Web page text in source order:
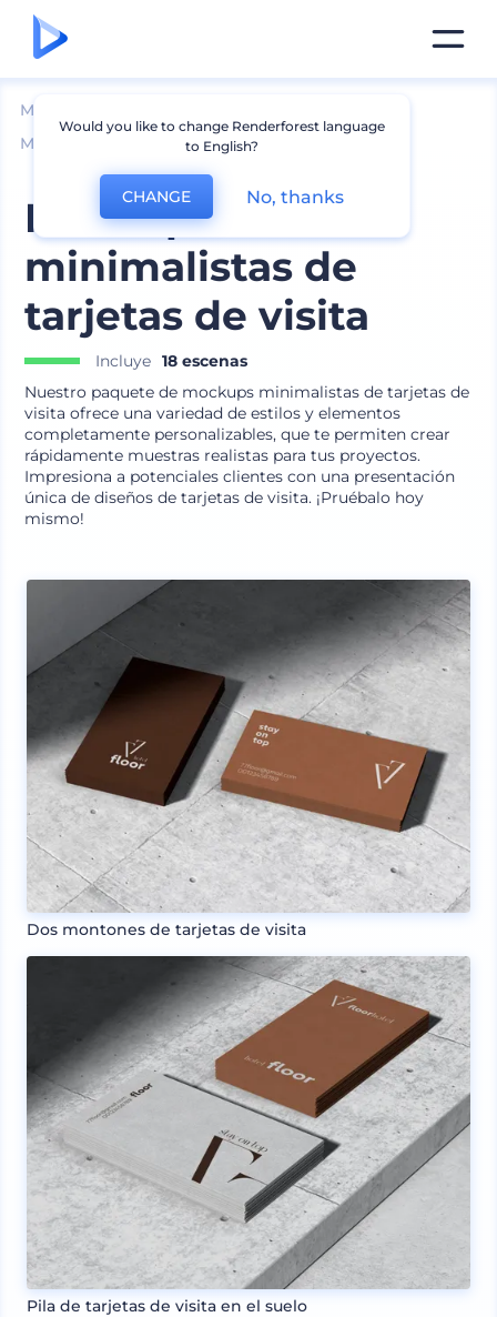
Mockups
Mockup de Tarjeta de Presentación
Mockups
minimalistas de
tarjetas de visita
Incluye 18 escenas
Nuestro paquete de mockups minimalistas de tarjetas de
visita ofrece una variedad de estilos y elementos
completamente personalizables, que te permiten crear
rápidamente muestras realistas para tus proyectos.
Impresiona a potenciales clientes con una presentación
única de diseños de tarjetas de visita. ¡Pruébalo hoy
mismo!
Dos montones de tarjetas de visita
Pila de tarjetas de visita en el suelo
Would you like to change Renderforest language
to English?
CHANGE No, thanks